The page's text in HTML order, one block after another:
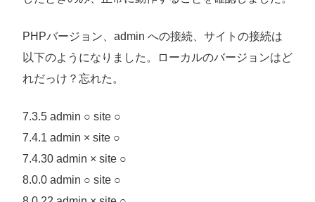
PHPバージョン、admin への接続、サイトの接続は
以下のようになりました。ローカルのバージョンはど
れだっけ？忘れた。
7.3.5 admin ○ site ○
7.4.1 admin × site ○
7.4.30 admin × site ○
8.0.0 admin ○ site ○